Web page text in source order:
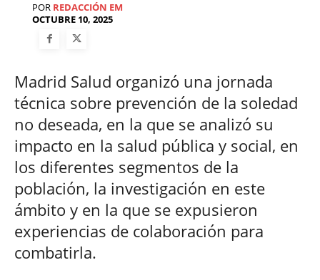
POR REDACCIÓN EM
OCTUBRE 10, 2025
Madrid Salud organizó una jornada
técnica sobre prevención de la soledad
no deseada, en la que se analizó su
impacto en la salud pública y social, en
los diferentes segmentos de la
población, la investigación en este
ámbito y en la que se expusieron
experiencias de colaboración para
combatirla.